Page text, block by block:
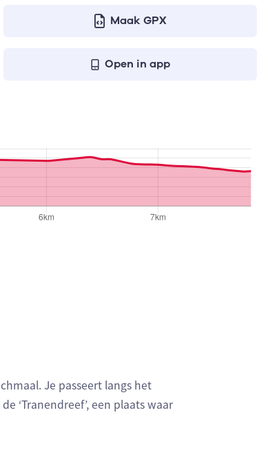
Maak GPX
Open in app
Je passeert langs het
‘Tranendreef’, een plaats waar